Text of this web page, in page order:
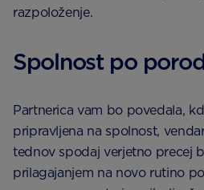
razpoloženje.
Spolnost po
Partnerica vam bo povedala,
pripravljena na spolnost,
tednov spodaj verjetno precej
prilagajanjem na novo rutino